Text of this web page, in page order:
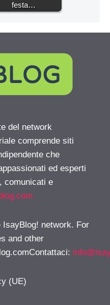
festa…
del network
comprende siti
che
ed esperti
comunicati e
network. For
and other
:
(UE)